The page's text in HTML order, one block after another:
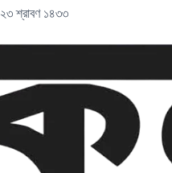
২৩ শ্রাবণ ১৪৩৩